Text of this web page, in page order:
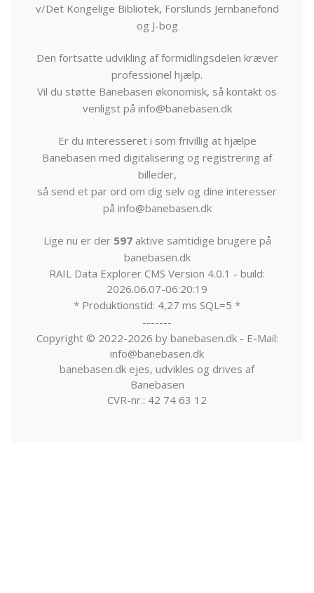
v/Det Kongelige Bibliotek, Forslunds Jernbanefond
og J-bog
Den fortsatte udvikling af formidlingsdelen kræver
professionel hjælp.
Vil du støtte Banebasen økonomisk, så kontakt os
venligst på info@banebasen.dk
Er du interesseret i som frivillig at hjælpe
Banebasen med digitalisering og registrering af
billeder,
så send et par ord om dig selv og dine interesser
på info@banebasen.dk
Lige nu er der 597aktive samtidige brugere på
banebasen.dk
RAIL Data Explorer CMS Version 4.0.1 - build:
2026.06.07-06:20:19
* Produktionstid: 4,27 ms SQL=5 *
-------
Copyright © 2022-2026 by banebasen.dk - E-Mail:
info@banebasen.dk
banebasen.dk ejes, udvikles og drives af
Banebasen
CVR-nr.: 42 74 63 12